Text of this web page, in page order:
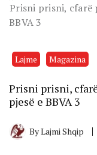
Prisni prisni, cfarë
BBVA 3
Lajme Magazina
Prisni prisni,
pjesë e BBVA 3
ByLajmi Shqip